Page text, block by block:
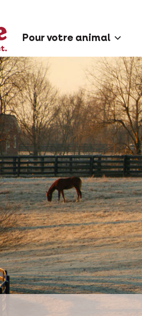
Pour votre animal